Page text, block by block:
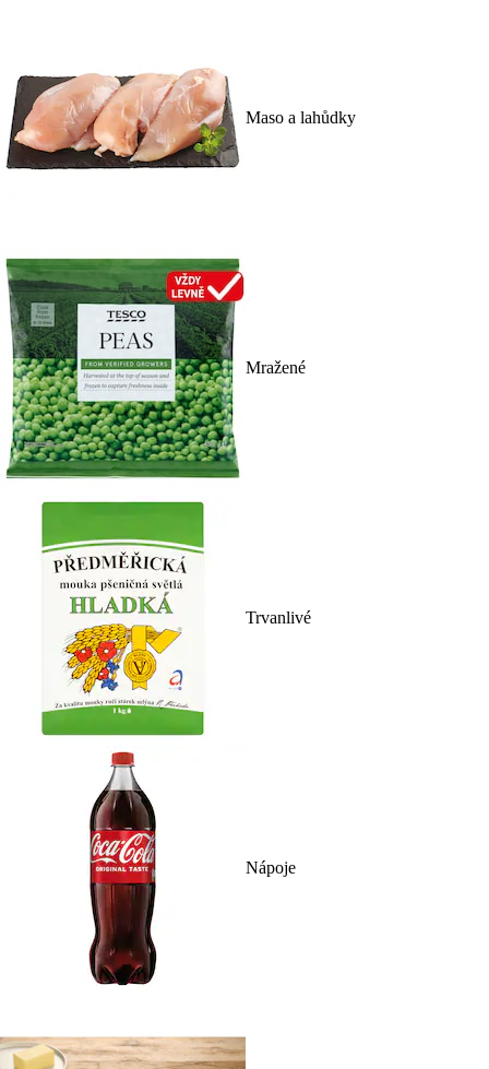
Maso a lahůdky
Mražené
Trvanlivé
Nápoje